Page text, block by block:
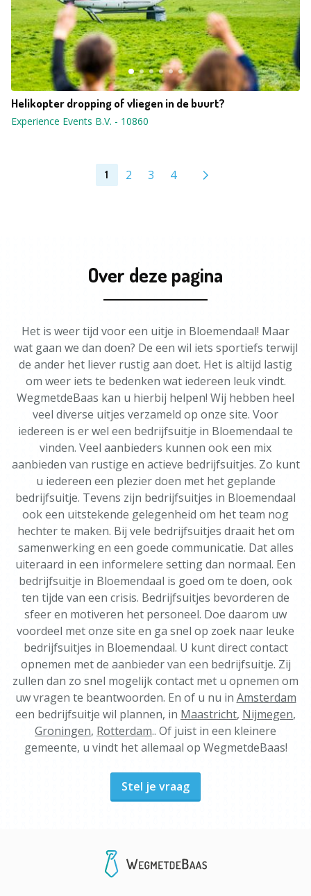
Helikopter dropping of vliegen in de buurt?
Experience Events B.V. - 10860
1 2 3 4
Over deze pagina
Het is weer tijd voor een uitje in Bloemendaal! Maar
wat gaan we dan doen? De een wil iets sportiefs terwijl
de ander het liever rustig aan doet. Het is altijd lastig
om weer iets te bedenken wat iedereen leuk vindt.
WegmetdeBaas kan u hierbij helpen! Wij hebben heel
veel diverse uitjes verzameld op onze site. Voor
iedereen is er wel een bedrijfsuitje in Bloemendaal te
vinden. Veel aanbieders kunnen ook een mix
aanbieden van rustige en actieve bedrijfsuitjes. Zo kunt
u iedereen een plezier doen met het geplande
bedrijfsuitje. Tevens zijn bedrijfsuitjes in Bloemendaal
ook een uitstekende gelegenheid om het team nog
hechter te maken. Bij vele bedrijfsuitjes draait het om
samenwerking en een goede communicatie. Dat alles
uiteraard in een informelere setting dan normaal. Een
bedrijfsuitje in Bloemendaal is goed om te doen, ook
ten tijde van een crisis. Bedrijfsuitjes bevorderen de
sfeer en motiveren het personeel. Doe daarom uw
voordeel met onze site en ga snel op zoek naar leuke
bedrijfsuitjes in Bloemendaal. U kunt direct contact
opnemen met de aanbieder van een bedrijfsuitje. Zij
zullen dan zo snel mogelijk contact met u opnemen om
uw vragen te beantwoorden. En of u nu in Amsterdam
een bedrijfsuitje wil plannen, in Maastricht, Nijmegen,
Groningen, Rotterdam.. Of juist in een kleinere
gemeente, u vindt het allemaal op WegmetdeBaas!
Stel je vraag